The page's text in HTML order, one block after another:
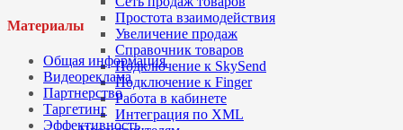
Простота взаимодействия
Увеличение продаж
Справочник товаров
Подключение к SkySend
Подключение к Finger
Работа в кабинете
Интеграция по XML
Материалы
Общая информация
Видеореклама
Партнерство
Таргетинг
Эффективность